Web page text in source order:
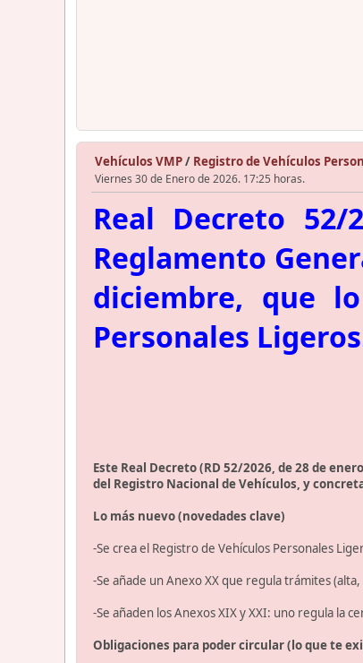
Vehículos VMP/ Registro de Vehículos
Viernes 30 de Enero de 2026. 17:25 horas.
Real Decreto
Reglamento
diciembre, que
Personales
Este Real Decreto (RD 52/2026, de 28 de
del Registro Nacional de Vehículos, y
Lo más nuevo (novedades clave)
-Se crea el Registro de Vehículos Personales
-Se añade un Anexo XX que regula trámites
-Se añaden los Anexos XIX y XXI: uno regula la
Obligaciones para poder circular (lo que te